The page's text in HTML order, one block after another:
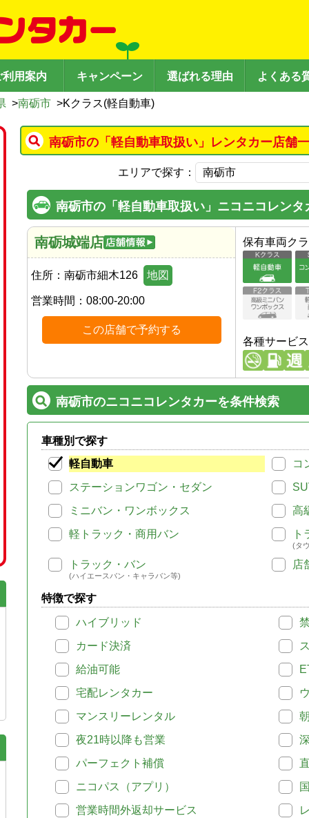
利用案内 キャンペーン 選ばれる理由 よくある
>南砺市 >Kクラス(軽自動車)
南砺市の「軽自動車取扱い」レンタカー店舗
エリアで探す：
南砺市の「軽自動車取扱い」ニコニコレンタ
南砺城端店
住所： 南砺市細木126 地図
営業時間： 08:00-20:00
この店舗で予約する
保有車両ク
各種サービス
南砺市のニコニコレンタカーを条件検索
車種別で探す
軽自動車
コ
ステーションワゴン・セダン
ミニバン・ワンボックス
高
軽トラック・商用バン
ト
(タ
トラック・バン
(ハイエースバン・キャラバン等)
店
特徴で探す
ハイブリッド
カード決済
給油可能
宅配レンタカー
マンスリーレンタル
夜21時以降も営業
パーフェクト補償
ニコパス（アプリ）
営業時間外返却サービス